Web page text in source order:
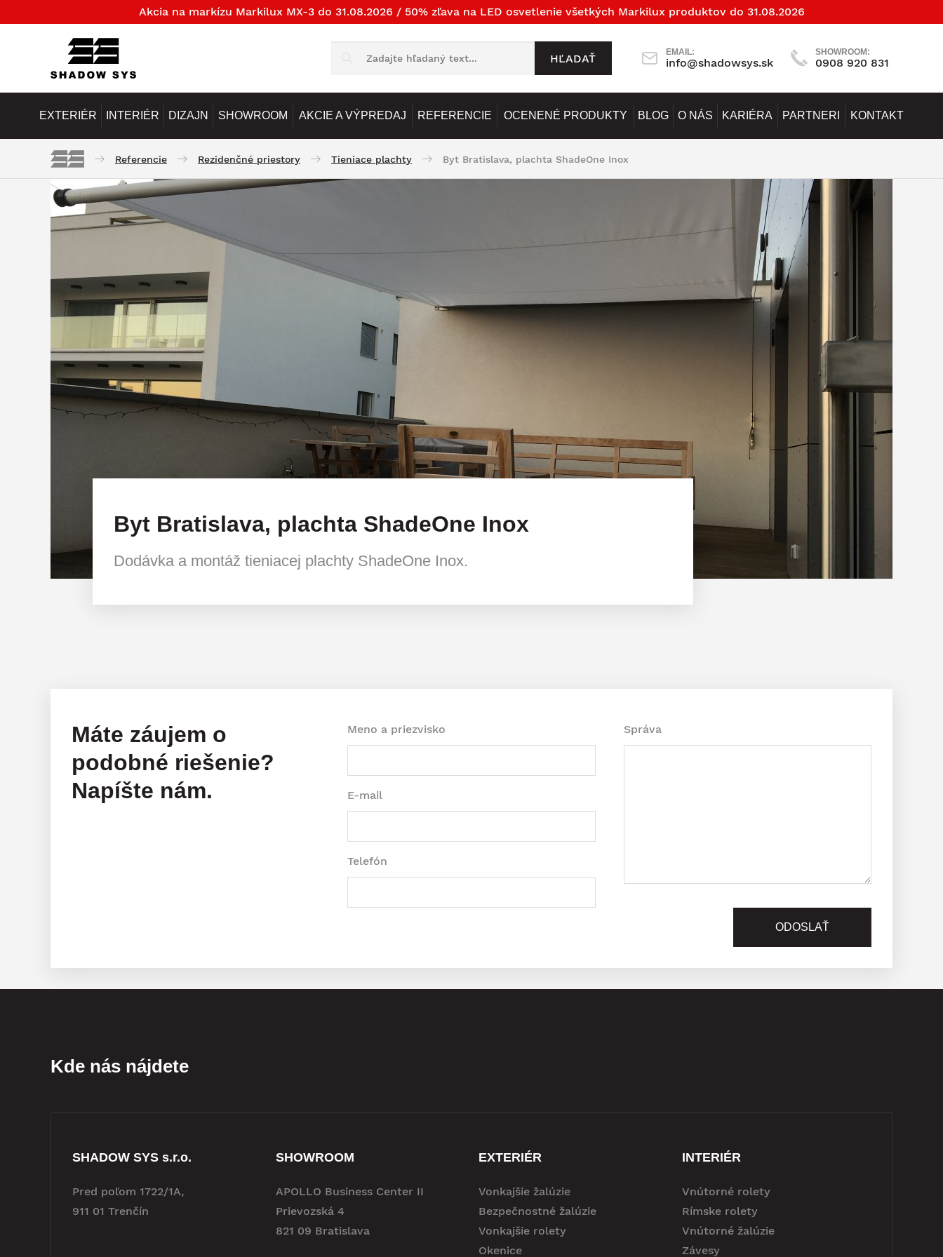
Akcia na markízu Markilux MX-3 do 31.08.2026 / 50% zľava na LED osvetlenie všetkých Markilux produktov do 31.08.2026
HĽADAŤ EMAIL:
info@shadowsys.sk
SHOWROOM:
0908 920 831
EXTERIÉR INTERIÉR DIZAJN SHOWROOM AKCIE A VÝPREDAJ REFERENCIE OCENENÉ PRODUKTY BLOG O NÁS KARIÉRA PARTNERI KONTAKT
Referencie Rezidenčné priestory Tieniace plachty Byt Bratislava, plachta ShadeOne Inox
Byt Bratislava, plachta ShadeOne Inox
Dodávka a montáž tieniacej plachty ShadeOne Inox.
Máte záujem o
podobné riešenie?
Napíšte nám.
Meno a priezvisko
E-mail
Telefón
Správa
Kde nás nájdete
SHADOW SYS s.r.o.
Pred poľom 1722/1A,
911 01 Trenčín
SHOWROOM
APOLLO Business Center II
Prievozská 4
821 09 Bratislava
EXTERIÉR
Vonkajšie žalúzie
Bezpečnostné žalúzie
Vonkajšie rolety
Okenice
INTERIÉR
Vnútorné rolety
Rímske rolety
Vnútorné žalúzie
Závesy